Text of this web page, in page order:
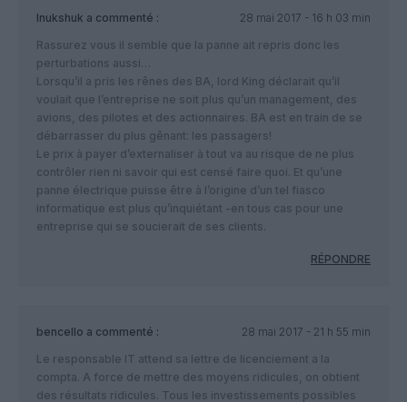
Inukshuk a commenté :
28 mai 2017 - 16 h 03 min
Rassurez vous il semble que la panne ait repris donc les
perturbations aussi…
Lorsqu’il a pris les rênes des BA, lord King déclarait qu’il
voulait que l’entreprise ne soit plus qu’un management, des
avions, des pilotes et des actionnaires. BA est en train de se
débarrasser du plus gênant: les passagers!
Le prix à payer d’externaliser à tout va au risque de ne plus
contrôler rien ni savoir qui est censé faire quoi. Et qu’une
panne électrique puisse être à l’origine d’un tel fiasco
informatique est plus qu’inquiétant -en tous cas pour une
entreprise qui se soucierait de ses clients.
RÉPONDRE
bencello a commenté :
28 mai 2017 - 21 h 55 min
Le responsable IT attend sa lettre de licenciement a la
compta. A force de mettre des moyens ridicules, on obtient
des résultats ridicules. Tous les investissements possibles